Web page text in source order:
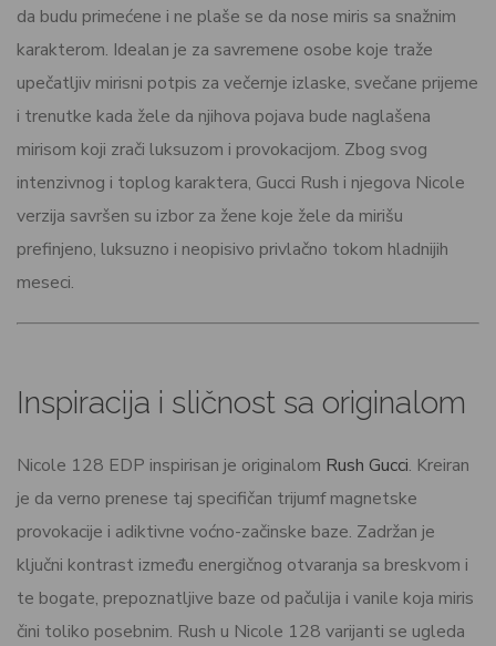
da budu primećene i ne plaše se da nose miris sa snažnim
karakterom. Idealan je za savremene osobe koje traže
upečatljiv mirisni potpis za večernje izlaske, svečane prijeme
i trenutke kada žele da njihova pojava bude naglašena
mirisom koji zrači luksuzom i provokacijom. Zbog svog
intenzivnog i toplog karaktera, Gucci Rush i njegova Nicole
verzija savršen su izbor za žene koje žele da mirišu
prefinjeno, luksuzno i neopisivo privlačno tokom hladnijih
meseci.
Inspiracija i sličnost sa originalom
Nicole 128 EDP inspirisan je originalom Rush Gucci. Kreiran
je da verno prenese taj specifičan trijumf magnetske
provokacije i adiktivne voćno-začinske baze. Zadržan je
ključni kontrast između energičnog otvaranja sa breskvom i
te bogate, prepoznatljive baze od pačulija i vanile koja miris
čini toliko posebnim. Rush u Nicole 128 varijanti se ugleda